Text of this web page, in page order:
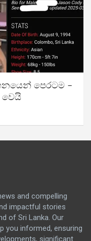
පෙරටම –
වෙයි
and compelling
impactful stories
of Sri Lanka. Our
you informed, ensuring
significant